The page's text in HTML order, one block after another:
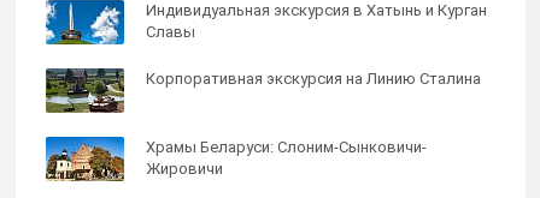
Индивидуальная экскурсия в Хатынь и Курган
Славы
Корпоративная экскурсия на Линию Сталина
Храмы Беларуси: Слоним-Сынковичи-
Жировичи